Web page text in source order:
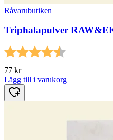
Råvarubutiken
Triphalapulver
Betyg:
77 kr
Lägg till i varukorg